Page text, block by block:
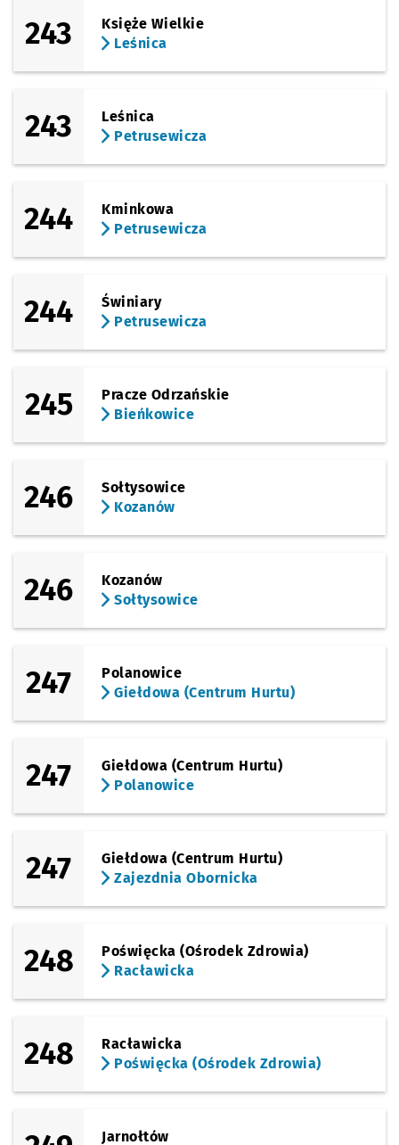
243
Księże Wielkie
Leśnica
243
Leśnica
Petrusewicza
244
Kminkowa
Petrusewicza
244
Świniary
Petrusewicza
245
Pracze Odrzańskie
Bieńkowice
246
Sołtysowice
Kozanów
246
Kozanów
Sołtysowice
247
Polanowice
Giełdowa (Centrum Hurtu)
247
Giełdowa (Centrum Hurtu)
Polanowice
247
Giełdowa (Centrum Hurtu)
Zajezdnia Obornicka
248
Poświęcka (Ośrodek Zdrowia)
Racławicka
248
Racławicka
Poświęcka (Ośrodek Zdrowia)
Jarnołtów